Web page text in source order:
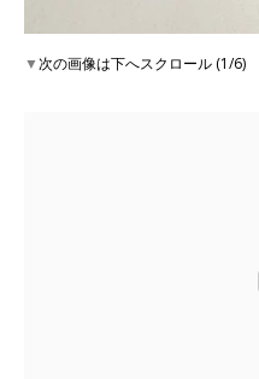
▼次の画像は下へスクロール (1/6)